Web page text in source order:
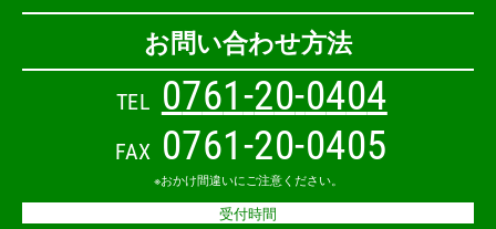
お問い合わせ方法
TEL 0761-20-0404
FAX 0761-20-0405
※おかけ間違いにご注意ください。
受付時間